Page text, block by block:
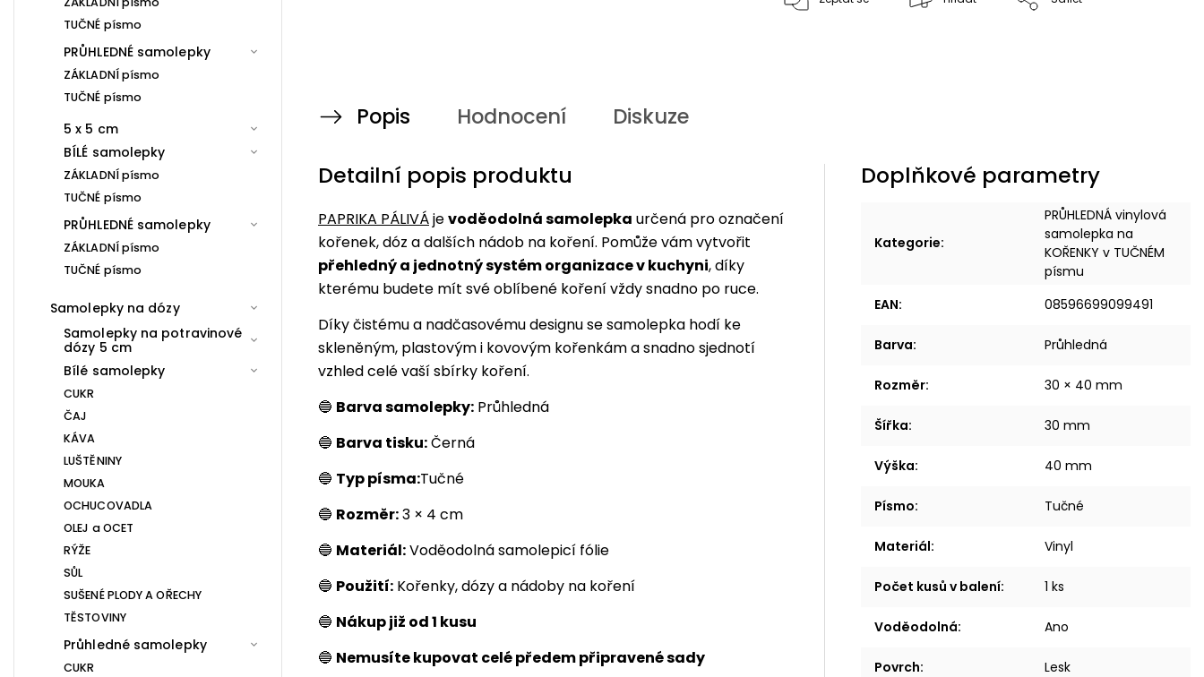
TUČNÉ písmo
PRŮHLEDNÉ samolepky
ZÁKLADNÍ písmo
TUČNÉ písmo
5 x 5 cm
BÍLÉ samolepky
ZÁKLADNÍ písmo
TUČNÉ písmo
PRŮHLEDNÉ samolepky
ZÁKLADNÍ písmo
TUČNÉ písmo
Samolepky na dózy
Samolepky na potravinové
dózy 5 cm
Bílé samolepky
CUKR
ČAJ
KÁVA
LUŠTĚNINY
MOUKA
OCHUCOVADLA
OLEJ a OCET
RÝŽE
SŮL
SUŠENÉ PLODY A OŘECHY
TĚSTOVINY
Průhledné samolepky
CUKR
Popis Hodnocení Diskuze
Detailní popis produktu
PAPRIKA PÁLIVÁjevoděodolná samolepka určená pro označení
kořenek, dóz a dalších nádob na koření. Pomůže vám vytvořit
přehledný a jednotný systém organizace v kuchyni, díky
kterému budete mít své oblíbené koření vždy snadno po ruce.
Díky čistému a nadčasovému designu se samolepka hodí ke
skleněným, plastovým i kovovým kořenkám a snadno sjednotí
vzhled celé vaší sbírky koření.
🔵 Barva samolepky: Průhledná
🔵 Barva tisku:Černá
🔵 Typ písma:Tučné
🔵 Rozměr:3 × 4 cm
🔵 Materiál:Voděodolná samolepicí fólie
🔵 Použití: Kořenky, dózy a nádoby na koření
🔵 Nákup již od 1 kusu
🔵 Nemusíte kupovat celé předem připravené sady
Doplňkové parametry
Kategorie:
PRŮHLEDNÁ vinylová
samolepka na
KOŘENKY v TUČNÉM
písmu
EAN: 08596699099491
Barva: Průhledná
Rozměr: 30 × 40 mm
Šířka: 30 mm
Výška: 40 mm
Písmo: Tučné
Materiál: Vinyl
Počet kusů v balení: 1 ks
Voděodolná: Ano
Povrch: Lesk